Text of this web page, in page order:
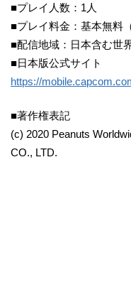
■プレイ人数：1人
■プレイ料金：基本無料
■配信地域：日本含む世
■日本版公式サイト
https://
■著作権表記
(c) 2020 Peanuts
CO., LTD.